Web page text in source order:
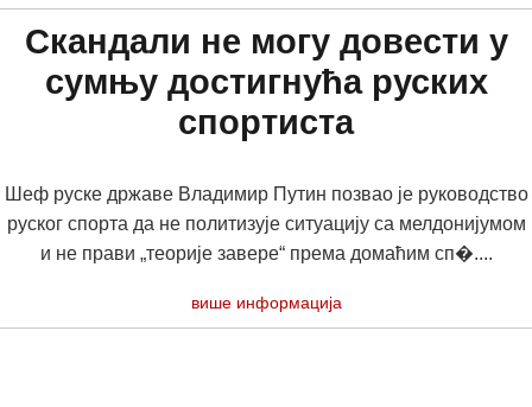
Скандали не могу довести у
сумњу достигнућа руских
спортиста
Шеф руске државе Владимир Путин позвао је руководство
руског спорта да не политизује ситуацију са мелдонијумом
и не прави „теорије завере“ према домаћим сп�....
више информација